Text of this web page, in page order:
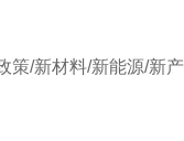
策/新材料/新能源/新